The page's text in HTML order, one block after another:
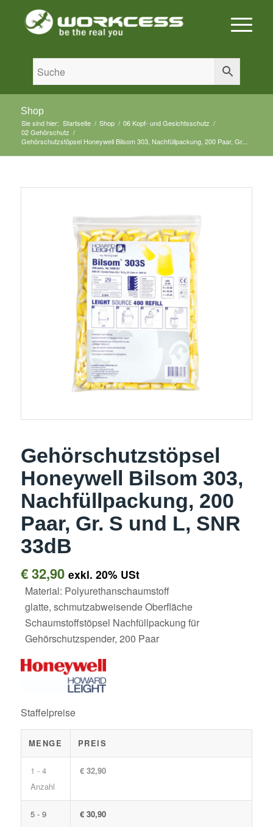
Shop
Sie sind hier: Startseite / Shop / 06 Kopf- und Gesichtsschutz /
02 Gehörschutz /
Gehörschutzstöpsel Honeywell Bilsom 303, Nachfüllpackung, 200 Paar, Gr...
Gehörschutzstöpsel
Honeywell Bilsom 303,
Nachfüllpackung, 200
Paar, Gr. S und L, SNR
33dB
€32,90 exkl. 20% USt
Material: Polyurethanschaumstoff
glatte, schmutzabweisende Oberfläche
Schaumstoffstöpsel Nachfüllpackung für
Gehörschutzspender, 200 Paar
Staffelpreise
MENGE PREIS
1 - 4
Anzahl
€ 32,90
5 - 9
€ 30,90